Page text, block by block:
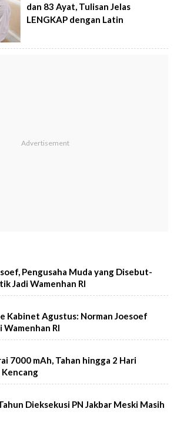
dan 83 Ayat, Tulisan Jelas
LENGKAP dengan Latin
Pengusaha Muda yang Disebut-
Jadi Wamenhan RI
Kabinet Agustus: Norman Joesoef
Wamenhan RI
7000 mAh, Tahan hingga 2 Hari
Dieksekusi PN Jakbar Meski Masih